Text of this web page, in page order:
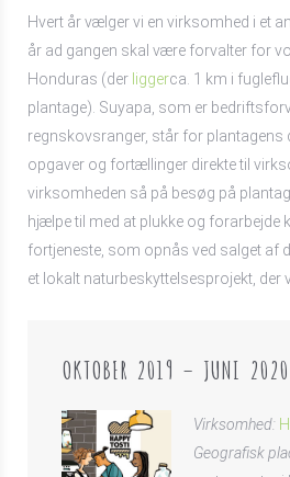
Hvert år vælger vi en virksomhed i et
år ad gangen skal være forvalter for
Honduras (der liggerca. 1 km i
plantage). Suyapa, som er
regnskovsranger, står for
opgaver og fortællinger direkte til
virksomheden så på besøg på
hjælpe til med at plukke og forarbejde
fortjeneste, som opnås ved salget af
et lokalt naturbeskyttelsesprojekt, der
OKTOBER 2019 – JUNI 2020
Virksomhed:
Geografisk